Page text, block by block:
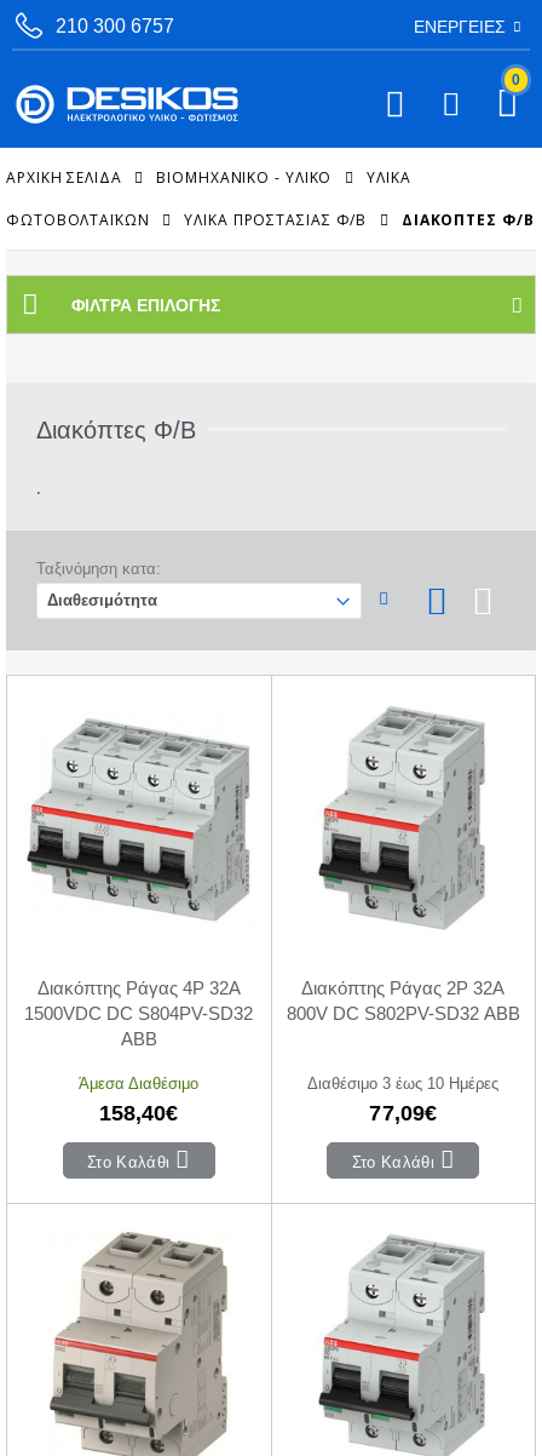
210 300 6757 ΕΝΈΡΓΕΙΕΣ
0
ΑΡΧΙΚΉ ΣΕΛΊΔΑ ΒΙΟΜΗΧΑΝΙΚΟ - ΥΛΙΚΟ ΥΛΙΚΆ
ΦΩΤΟΒΟΛΤΑΪΚΏΝ ΥΛΙΚΆ ΠΡΟΣΤΑΣΊΑΣ Φ/Β ΔΙΑΚΌΠΤΕΣ Φ/Β
ΦΊΛΤΡΑ ΕΠΙΛΟΓΉΣ
Διακόπτες Φ/Β
.
Ταξινόμηση κατα:
Διακόπτης Ράγας 4P 32A
1500VDC DC S804PV-SD32
ABB
Άμεσα Διαθέσιμο
158,40€
Στο Καλάθι
Διακόπτης Ράγας 2P 32A
800V DC S802PV-SD32 ABB
Διαθέσιμο 3 έως 10 Ημέρες
77,09€
Στο Καλάθι